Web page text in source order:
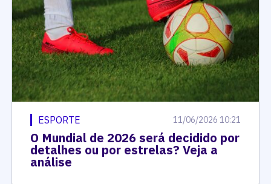
ESPORTE 11/06/2026 10:21
O Mundial de 2026 será decidido por
detalhes ou por estrelas? Veja a
análise